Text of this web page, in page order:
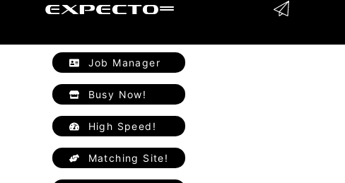
Job Manager
Busy Now!
High Speed!
Matching Site!